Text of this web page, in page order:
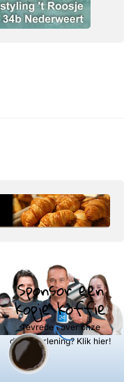
Sponsor een
kopje koffie
Tevreden over onze
dienstverlening? Klik hier!